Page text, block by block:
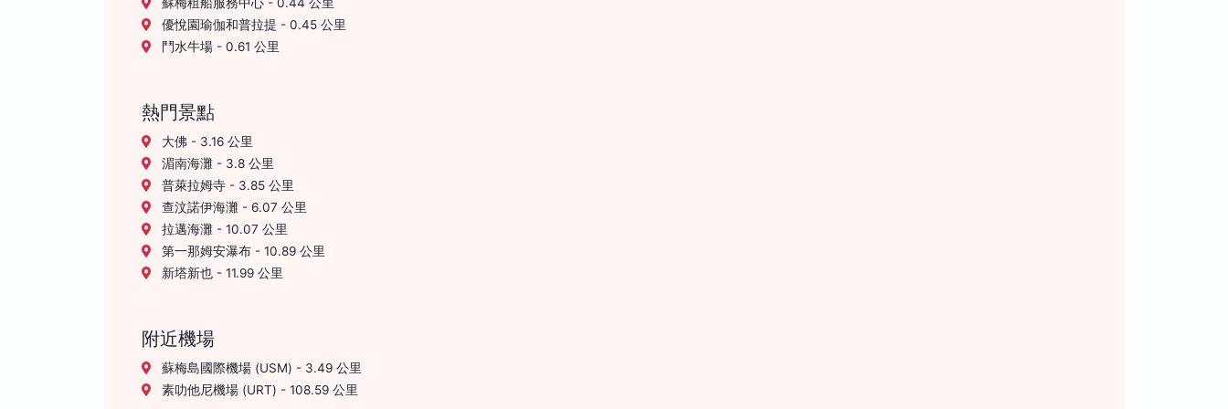
優悅園瑜伽和普拉提 - 0.45 公里
鬥水牛場 - 0.61 公里
熱門景點
大佛 - 3.16 公里
湄南海灘 - 3.8 公里
普萊拉姆寺 - 3.85 公里
查汶諾伊海灘 - 6.07 公里
拉邁海灘 - 10.07 公里
第一那姆安瀑布 - 10.89 公里
新塔新也 - 11.99 公里
附近機場
蘇梅島國際機場 (USM) - 3.49 公里
素叻他尼機場 (URT) - 108.59 公里